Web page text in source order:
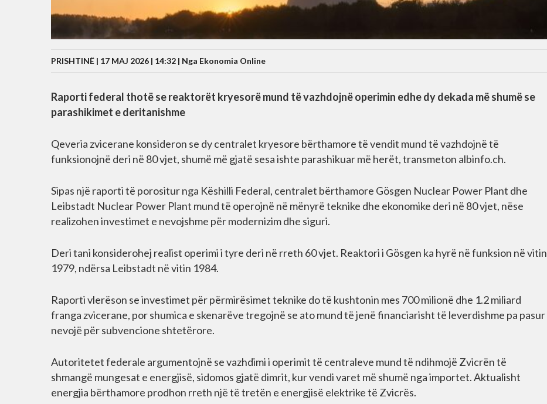
PRISHTINË | 17 MAJ 2026 | 14:32 | Nga Ekonomia Online
Raporti federal thotë se reaktorët kryesorë mund të vazhdojnë operimin edhe dy dekada më shumë se
parashikimet e deritanishme
Qeveria zvicerane konsideron se dy centralet kryesore bërthamore të vendit mund të vazhdojnë të
funksionojnë deri në 80 vjet, shumë më gjatë sesa ishte parashikuar më herët, transmeton albinfo.ch.
Sipas një raporti të porositur nga Këshilli Federal, centralet bërthamore Gösgen Nuclear Power Plant dhe
Leibstadt Nuclear Power Plant mund të operojnë në mënyrë teknike dhe ekonomike deri në 80 vjet, nëse
realizohen investimet e nevojshme për modernizim dhe siguri.
Deri tani konsiderohej realist operimi i tyre deri në rreth 60 vjet. Reaktori i Gösgen ka hyrë në funksion në vitin
1979, ndërsa Leibstadt në vitin 1984.
Raporti vlerëson se investimet për përmirësimet teknike do të kushtonin mes 700 milionë dhe 1.2 miliard
franga zvicerane, por shumica e skenarëve tregojnë se ato mund të jenë financiarisht të leverdishme pa pasur
nevojë për subvencione shtetërore.
Autoritetet federale argumentojnë se vazhdimi i operimit të centraleve mund të ndihmojë Zvicrën të
shmangë mungesat e energjisë, sidomos gjatë dimrit, kur vendi varet më shumë nga importet. Aktualisht
energjia bërthamore prodhon rreth një të tretën e energjisë elektrike të Zvicrës.